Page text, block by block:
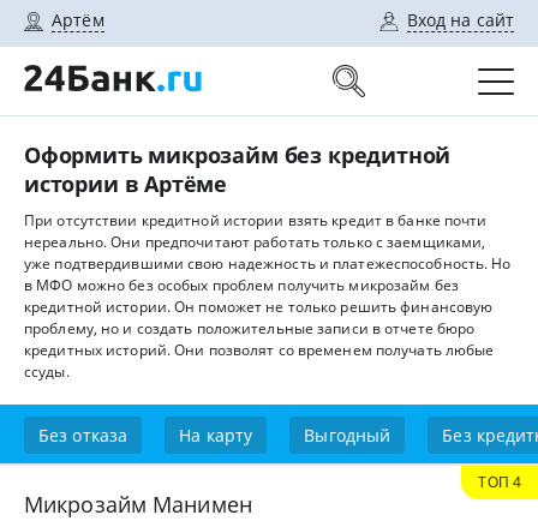
Артём Вход на сайт
Оформить микрозайм без кредитной
истории в Артёме
При отсутствии кредитной истории взять кредит в банке почти
нереально. Они предпочитают работать только с заемщиками,
уже подтвердившими свою надежность и платежеспособность. Но
в МФО можно без особых проблем получить микрозайм без
кредитной истории. Он поможет не только решить финансовую
проблему, но и создать положительные записи в отчете бюро
кредитных историй. Они позволят со временем получать любые
ссуды.
Без отказа На карту Выгодный Без
Микрозайм Манимен
ТОП 4